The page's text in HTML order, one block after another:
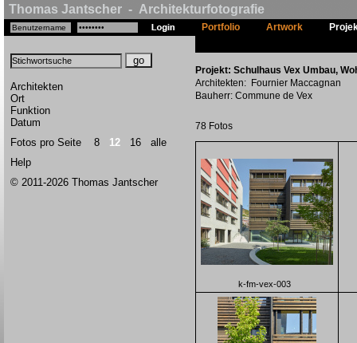
Thomas Jantscher - Architekturfotografie
Architekten
Ort
Funktion
Datum
Fotos pro Seite 8 12 16
alle
Help
© 2011-2026 Thomas Jantscher
Portfolio Artwork
Projekt: Schulhaus Vex Umbau,
Architekten: Fournier Maccagnan
Bauherr: Commune de Vex
78 Fotos
k-fm-vex-003